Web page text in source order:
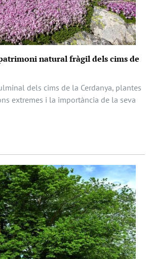
natural fràgil dels cims de
dels cims de la Cerdanya, plantes
extremes i la importància de la seva